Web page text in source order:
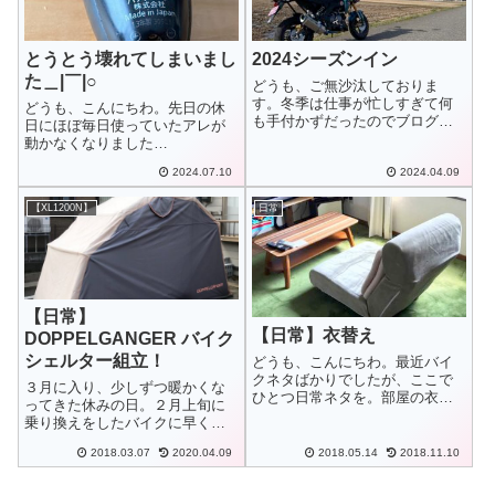
とうとう壊れてしまいまし
た＿|￣|○
どうも、こんにちわ。先日の休
日にほぼ毎日使っていたアレが
動かなくなりました…
2024.07.10
2024シーズンイン
どうも、ご無沙汰しておりま
す。冬季は仕事が忙しすぎて何
も手付かずだったのでブログも
きて少しづつですが、更新でき
るようになってきました。バイ
クは？というと3月末に
Z125PRO...
2024.04.09
【XL1200N】
【日常】
DOPPELGANGER バイク
シェルター組立！
３月に入り、少しずつ暖かくな
ってきた休みの日。２月上旬に
乗り換えをしたバイクに早く乗
行くことにしましたが…でも、
2018.03.07 2020.04.09
日常
【日常】衣替え
どうも、こんにちわ。最近バイ
クネタばかりでしたが、ここで
ひとつ日常ネタを。部屋の衣替
2018.05.14 2018.11.10